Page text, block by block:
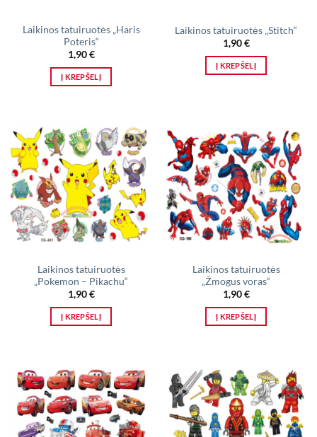
Laikinos tatuiruotės „Haris
Poteris“
1,90€
Į KREPŠELĮ
Laikinos tatuiruotės „Stitch“
1,90€
Į KREPŠELĮ
Laikinos tatuiruotės
„Pokemon – Pikachu“
1,90€
Į KREPŠELĮ
Laikinos tatuiruotės
„Žmogus voras“
1,90€
Į KREPŠELĮ